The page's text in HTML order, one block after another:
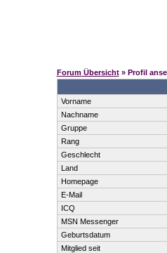
Forum Übersicht» Profil
Vorname
Nachname
Gruppe
Rang
Geschlecht
Land
Homepage
E-Mail
ICQ
MSN Messenger
Geburtsdatum
Mitglied seit